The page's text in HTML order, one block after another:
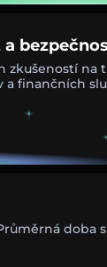
zkušeností na
finančních
doba